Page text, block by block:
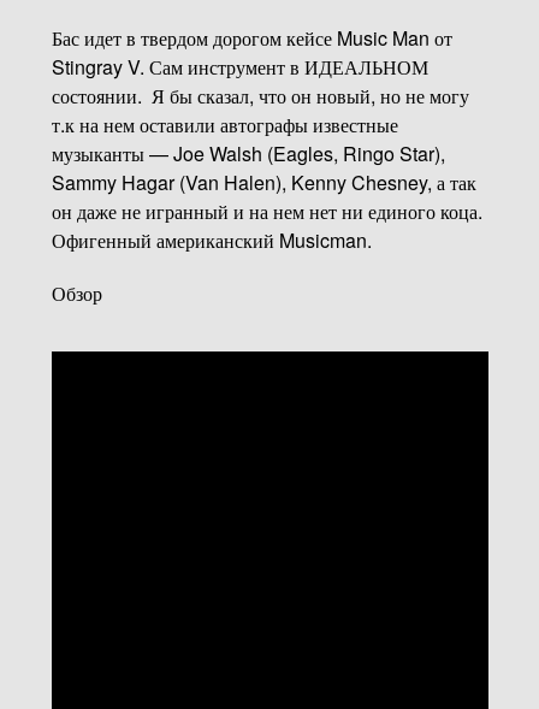
Бас идет в твердом дорогом кейсе Music Man от
Stingray V. Сам инструмент в ИДЕАЛЬНОМ
состоянии. Я бы сказал, что он новый, но не могу
т.к на нем оставили автографы известные
музыканты — Joe Walsh (Eagles, Ringo Star),
Sammy Hagar (Van Halen), Kenny Chesney, а так
он даже не игранный и на нем нет ни единого коца.
Офигенный американский Musicman.
Обзор